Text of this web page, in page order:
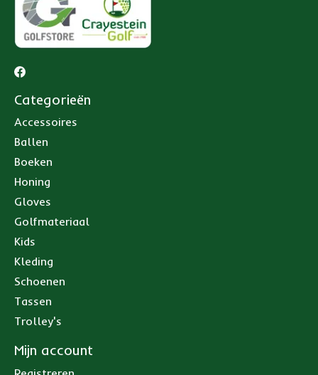
Categorieën
Accessoires
Ballen
Boeken
Honing
Gloves
Golfmateriaal
Kids
Kleding
Schoenen
Tassen
Trolley's
Mijn account